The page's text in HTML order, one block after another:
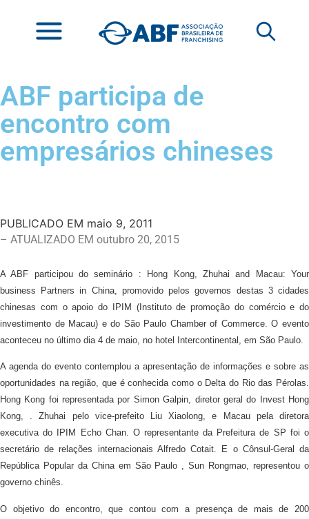
ABF participa de
encontro com
empresários chineses
PUBLICADO EM maio 9, 2011
– ATUALIZADO EM outubro 20, 2015
A ABF participou do seminário : Hong Kong, Zhuhai and Macau: Your
business Partners in China, promovido pelos governos destas 3 cidades
chinesas com o apoio do IPIM (Instituto de promoção do comércio e do
investimento de Macau) e do São Paulo Chamber of Commerce. O evento
aconteceu no último dia 4 de maio, no hotel Intercontinental, em São Paulo.
A agenda do evento contemplou a apresentação de informações e sobre as
oportunidades na região, que é conhecida como o Delta do Rio das Pérolas.
Hong Kong foi representada por Simon Galpin, diretor geral do Invest Hong
Kong, . Zhuhai pelo vice-prefeito Liu Xiaolong, e Macau pela diretora
executiva do IPIM Echo Chan. O representante da Prefeitura de SP foi o
secretário de relações internacionais Alfredo Cotait. E o Cônsul-Geral da
República Popular da China em São Paulo , Sun Rongmao, representou o
governo chinês.
O objetivo do encontro, que contou com a presença de mais de 200